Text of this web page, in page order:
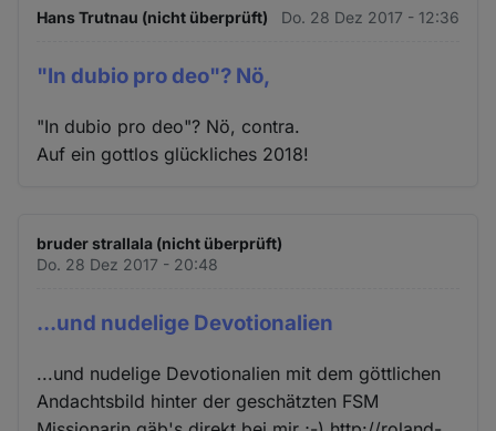
Hans Trutnau (nicht überprüft) Do. 28 Dez 2017 - 12:36
"In dubio pro deo"? Nö,
"In dubio pro deo"? Nö, contra.
Auf ein gottlos glückliches 2018!
bruder strallala (nicht überprüft)
Do. 28 Dez 2017 - 20:48
...und nudelige Devotionalien
...und nudelige Devotionalien mit dem göttlichen
Andachtsbild hinter der geschätzten FSM